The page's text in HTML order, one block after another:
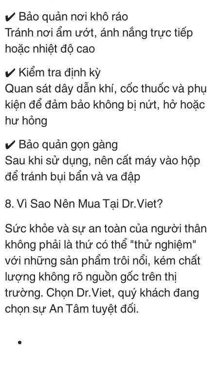
✔️ Bảo quản nơi khô ráo
Tránh nơi ẩm ướt, ánh nắng trực tiếp
hoặc nhiệt độ cao
✔️ Kiểm tra định kỳ
Quan sát dây dẫn khí, cốc thuốc và phụ
kiện để đảm bảo không bị nứt, hở hoặc
hư hỏng
✔️ Bảo quản gọn gàng
Sau khi sử dụng, nên cất máy vào hộp
để tránh bụi bẩn và va đập
8. Vì Sao Nên Mua Tại Dr.Viet?
Sức khỏe và sự an toàn của người thân
không phải là thứ có thể "thử nghiệm"
với những sản phẩm trôi nổi, kém chất
lượng không rõ nguồn gốc trên thị
trường. Chọn Dr.Viet, quý khách đang
chọn sự An Tâm tuyệt đối.